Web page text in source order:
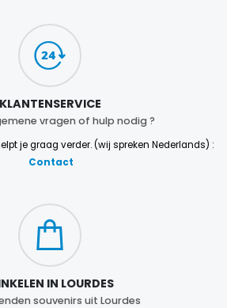
Willow Tree Engel - Guardian Angel (Beschermengel) - 14 cm
€4.90
KLANTENSERVICE
vragen of hulp nodig ?
je graag verder. (wij spreken Nederlands) :
Contact
IN LOURDES
souvenirs uit Lourdes